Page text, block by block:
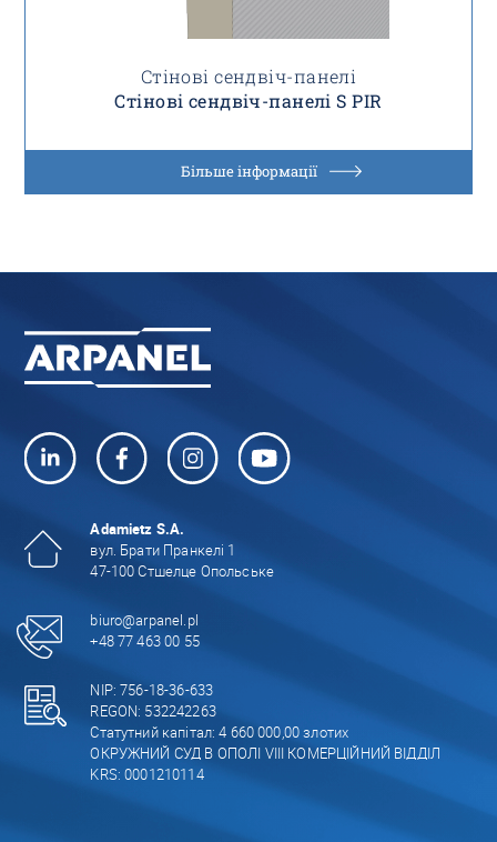
Стінові сендвіч-панелі
Стінові сендвіч-панелі S PIR
Більше інформації
Adamietz S.A.
вул. Брати Пранкелі 1
47-100 Стшелце Опольське
biuro@arpanel.pl
+48 77 463 00 55
NIP: 756-18-36-633
REGON: 532242263
Статутний капітал: 4 660 000,00 злотих
ОКРУЖНИЙ СУД В ОПОЛІ VIII КОМЕРЦІЙНИЙ ВІДДІЛ
KRS: 0001210114